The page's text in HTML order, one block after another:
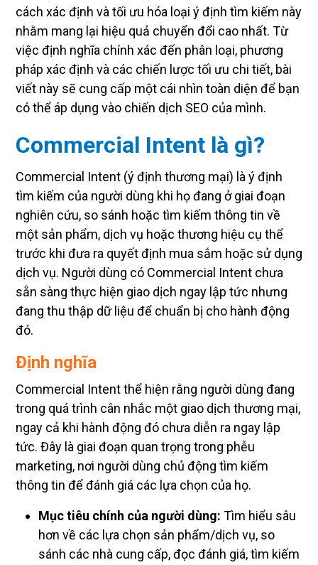
cách xác định và tối ưu hóa loại ý định tìm kiếm này
nhằm mang lại hiệu quả chuyển đổi cao nhất. Từ
việc định nghĩa chính xác đến phân loại, phương
pháp xác định và các chiến lược tối ưu chi tiết, bài
viết này sẽ cung cấp một cái nhìn toàn diện để bạn
có thể áp dụng vào chiến dịch SEO của mình.
Commercial Intent là gì?
Commercial Intent (ý định thương mại) là ý định
tìm kiếm của người dùng khi họ đang ở giai đoạn
nghiên cứu, so sánh hoặc tìm kiếm thông tin về
một sản phẩm, dịch vụ hoặc thương hiệu cụ thể
trước khi đưa ra quyết định mua sắm hoặc sử dụng
dịch vụ. Người dùng có Commercial Intent chưa
sẵn sàng thực hiện giao dịch ngay lập tức nhưng
đang thu thập dữ liệu để chuẩn bị cho hành động
đó.
Định nghĩa
Commercial Intent thể hiện rằng người dùng đang
trong quá trình cân nhắc một giao dịch thương mại,
ngay cả khi hành động đó chưa diễn ra ngay lập
tức. Đây là giai đoạn quan trọng trong phễu
marketing, nơi người dùng chủ động tìm kiếm
thông tin để đánh giá các lựa chọn của họ.
Mục tiêu chính của người dùng: Tìm hiểu sâu
hơn về các lựa chọn sản phẩm/dịch vụ, so
sánh các nhà cung cấp, đọc đánh giá, tìm kiếm